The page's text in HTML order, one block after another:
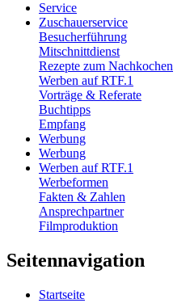
Service
Zuschauerservice
Besucherführung
Mitschnittdienst
Rezepte zum Nachkochen
Werben auf RTF.1
Vorträge & Referate
Buchtipps
Empfang
Werbung
Werbung
Werben auf RTF.1
Werbeformen
Fakten & Zahlen
Ansprechpartner
Filmproduktion
Seitennavigation
Startseite